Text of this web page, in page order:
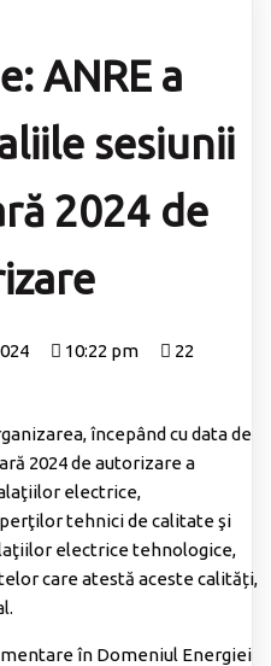
ANRE a
sesiunii
2024 de
10:22 pm 22
începând cu data de
2024 de autorizare a
electrice,
tehnici de calitate şi
electrice tehnologice,
care atestă aceste calități,
.
în Domeniul Energiei